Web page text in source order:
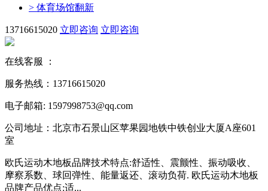
> 体育场馆翻新
13716615020 立即咨询 立即咨询
在线客服 ：
服务热线：13716615020
电子邮箱: 1597998753@qq.com
公司地址：北京市石景山区苹果园地铁中铁创业大厦A座601
室
欧氏运动木地板品牌技术特点:舒适性、震颤性、振动吸收、
摩察系数、球回弹性、能量返还、滚动负荷. 欧氏运动木地板
品牌产品优点:适...